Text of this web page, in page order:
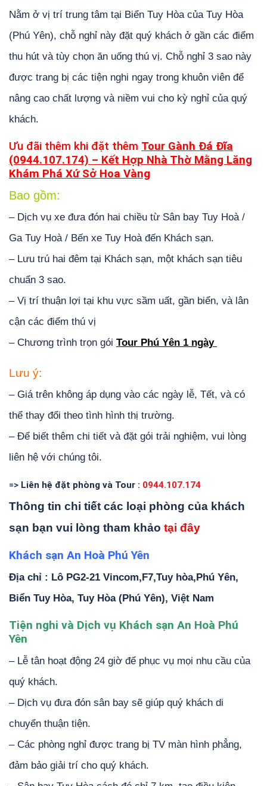
Nằm ở vị trí trung tâm tại Biển Tuy Hòa của Tuy Hòa
(Phú Yên), chỗ nghỉ này đặt quý khách ở gần các điểm
thu hút và tùy chọn ăn uống thú vị. Chỗ nghỉ 3 sao này
được trang bị các tiện nghi ngay trong khuôn viên để
nâng cao chất lượng và niềm vui cho kỳ nghỉ của quý
khách.
Ưu đãi thêm khi đặt thêm Tour Gành Đá Đĩa
(0944.107.174) – Kết Hợp Nhà Thờ Mằng Lăng
Khám Phá Xứ Sở Hoa Vàng
Bao gồm:
– Dịch vụ xe đưa đón hai chiều từ Sân bay Tuy Hoà /
Ga Tuy Hoà / Bến xe Tuy Hoà đến Khách sạn.
– Lưu trú hai đêm tại Khách sạn, một khách sạn tiêu
chuẩn 3 sao.
– Vị trí thuận lợi tại khu vực sầm uất, gần biển, và lân
cận các điểm thú vị
– Chương trình trọn gói Tour Phú Yên 1 ngày
Lưu ý:
– Giá trên không áp dụng vào các ngày lễ, Tết, và có
thể thay đổi theo tình hình thị trường.
– Để biết thêm chi tiết và đặt gói trải nghiệm, vui lòng
liên hệ với chúng tôi.
=> Liên hệ đặt phòng và Tour : 0944.107.174
Thông tin chi tiết các loại phòng của khách
sạn bạn vui lòng tham khảo tại đây
Khách sạn An Hoà Phú Yên
Địa chỉ : Lô PG2-21 Vincom,F7,Tuy hòa,Phú Yên,
Biển Tuy Hòa, Tuy Hòa (Phú Yên), Việt Nam
Tiện nghi và Dịch vụ Khách sạn An Hoà Phú
Yên
– Lễ tân hoạt động 24 giờ để phục vụ mọi nhu cầu của
quý khách.
– Dịch vụ đưa đón sân bay sẽ giúp quý khách di
chuyển thuận tiện.
– Các phòng nghỉ được trang bị TV màn hình phẳng,
đảm bảo giải trí cho quý khách.